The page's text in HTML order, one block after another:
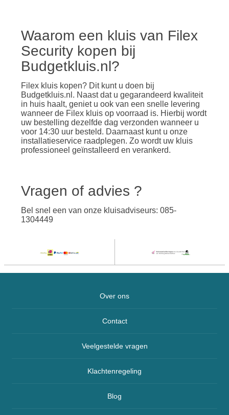
Waarom een kluis van Filex
Security kopen bij
Budgetkluis.nl?
Filex kluis kopen? Dit kunt u doen bij
Budgetkluis.nl. Naast dat u gegarandeerd kwaliteit
in huis haalt, geniet u ook van een snelle levering
wanneer de Filex kluis op voorraad is. Hierbij wordt
uw bestelling dezelfde dag verzonden wanneer u
voor 14:30 uur besteld. Daarnaast kunt u onze
installatieservice raadplegen. Zo wordt uw kluis
professioneel geïnstalleerd en verankerd.
Vragen of advies ?
Bel snel een van onze kluisadviseurs: 085-
1304449
Over ons
Contact
Veelgestelde vragen
Klachtenregeling
Blog